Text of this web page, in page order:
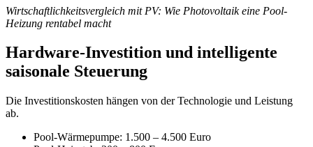
Wirtschaftlichkeitsvergleich mit PV: Wie Photovoltaik eine Pool-
Heizung rentabel macht
Hardware-Investition und intelligente
saisonale Steuerung
Die Investitionskosten hängen von der Technologie und Leistung
ab.
Pool-Wärmepumpe: 1.500 – 4.500 Euro